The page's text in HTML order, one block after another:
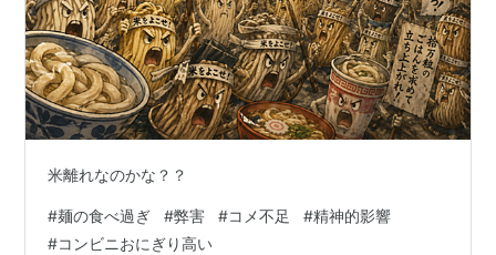
米離れなのかな？？
#麺の食べ過ぎ #弊害 #コメ不足 #精神的影響
#コンビニおにぎり高い